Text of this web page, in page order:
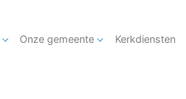
Onze gemeente Kerkdiensten